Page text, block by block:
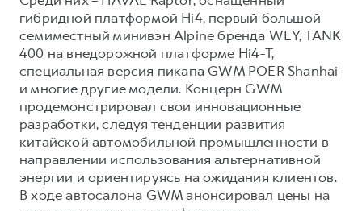
POER
от 3 449 000 ₽
Корпоративным клиентам
Крупным корпоративным клиентам
Система управления автопарком
Сервис для корпоративных клиентов
HAVAL Лизинг
АКСЕССУАРЫ HAVAL
Автомобильные аксессуары
Программа «HAVAL Защита+»
Руководства по эксплуатации
Подписки
АКСЕССУАРЫ HAVAL
Автомобильные аксессуары
Коллекция CITY
Коллекция Базовая
гибридной платформой Hi4, первый большой
семиместный минивэн Alpine бренда WEY, TANK
400 на внедорожной платформе Hi4-T,
специальная версия пикапа GWM POER Shanhai
и многие другие модели. Концерн GWM
продемонстрировал свои инновационные
разработки, следуя тенденции развития
китайской автомобильной промышленности в
направлении использования альтернативной
энергии и ориентируясь на ожидания клиентов.
В ходе автосалона GWM анонсировал цены на